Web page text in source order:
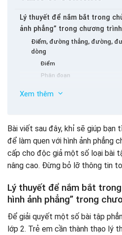
Lý thuyết để nắm bắt trong
ảnh phẳng” trong chương
Điểm, đường thẳng, đường,
dòng
Điểm
Phân đoạn
Đường gấp và tứ giác
nâng cao
Điểm
Phân đoạn
Đường thẳng
Cắn
Tứ giác
Các ghi chú cần nhớ trong
học toán
Xem thêm
Bài viết sau đây, khỉ sẽ giúp bạn
để làm quen với hình ảnh phẳng
cấp cho độc giả một số loại bài
nâng cao. Đừng bỏ lỡ thông tin
Lý thuyết để nắm bắt
hình ảnh phẳng” trong
Để giải quyết một số bài tập
lớp 2. Trẻ em cần thành thạo lý